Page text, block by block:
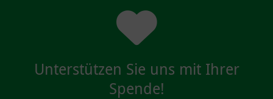
Unterstützen Sie uns mit Ihrer
Spende!